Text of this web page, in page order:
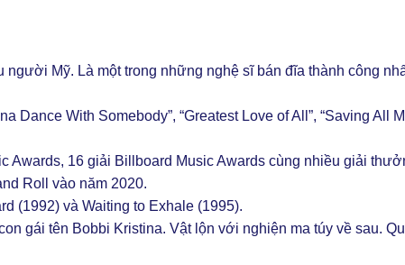
Mỹ. Là một trong những nghệ sĩ bán đĩa thành công
Dance With Somebody”, “Greatest Love of All”, “Saving All
Awards, 16 giải Billboard Music Awards cùng nhiều giải
Roll vào năm 2020.
(1992) và Waiting to Exhale (1995).
gái tên Bobbi Kristina. Vật lộn với nghiện ma túy về sau.